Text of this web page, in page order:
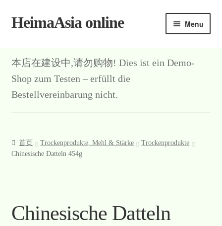
Skip
Skip
HeimaAsia online Menu
本店在建设中,请勿购物! Dies ist ein Demo-
Shop zum Testen – erfüllt die
Bestellvereinbarung nicht.
首页 Trockenprodukte, Mehl & Stärke
Trockenprodukte
Chinesische Datteln 454g
Chinesische Datteln